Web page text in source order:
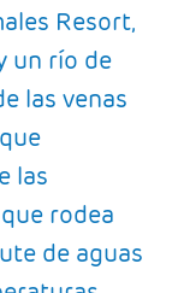
Resort,
un río de
las venas
las
rodea
de aguas